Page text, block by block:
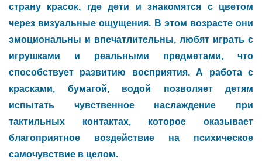
страну красок, где дети и знакомятся с цветом
через визуальные ощущения. В этом возрасте они
эмоциональны и впечатлительны, любят играть с
игрушками и реальными предметами, что
способствует развитию восприятия. А работа с
красками, бумагой, водой позволяет детям
испытать чувственное наслаждение при
тактильных контактах, которое оказывает
благоприятное воздействие на психическое
самочувствие в целом.